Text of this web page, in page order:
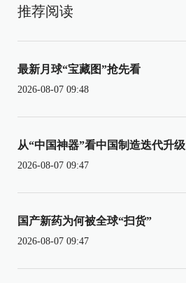
推荐阅读
最新月球“宝藏图”抢先看
2026-08-07 09:48
从“中国神器”看中国制造迭代升级
2026-08-07 09:47
国产新药为何被全球“扫货”
2026-08-07 09:47